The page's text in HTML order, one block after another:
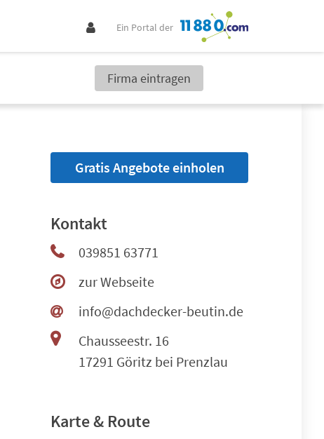
Ein Portal der
Firma eintragen
Gratis Angebote einholen
Kontakt
039851 63771
zur Webseite
info@dachdecker-beutin.de
Chausseestr. 16
17291 Göritz bei Prenzlau
Karte & Route